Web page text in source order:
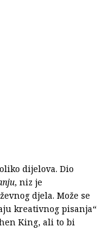
dijelova. Dio
, niz je
djela. Može se
kreativnog pisanja“
King, ali to bi